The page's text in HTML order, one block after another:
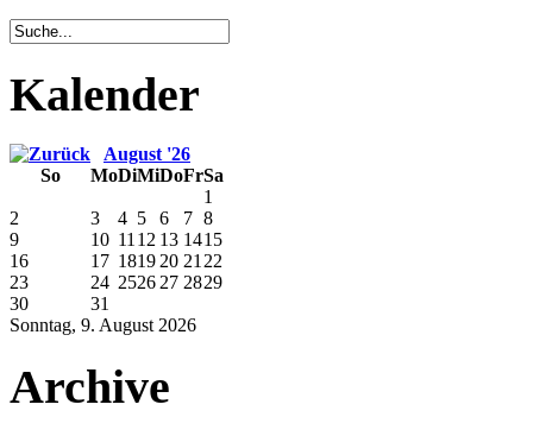
Kalender
August '26
So
MoDiMiDoFrSa
Sonntag, 9. August 2026
1
2
3 4 5 6 7 8
9
10 11 12 13 1415
16
17 1819 20 21 22
23
24 2526 27 2829
30
31
Archive